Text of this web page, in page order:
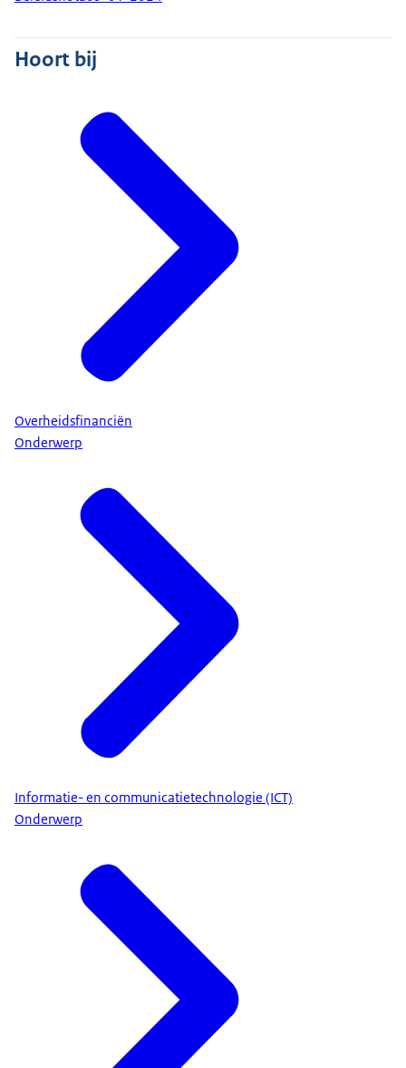
Hoort bij
Overheidsfinanciën
Onderwerp
Informatie- en communicatietechnologie (ICT)
Onderwerp